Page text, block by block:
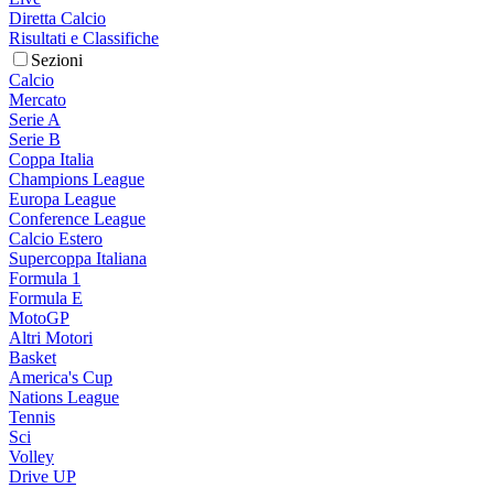
Diretta Calcio
Risultati e Classifiche
Sezioni
Calcio
Mercato
Serie A
Serie B
Coppa Italia
Champions League
Europa League
Conference League
Calcio Estero
Supercoppa Italiana
Formula 1
Formula E
MotoGP
Altri Motori
Basket
America's Cup
Nations League
Tennis
Sci
Volley
Drive UP